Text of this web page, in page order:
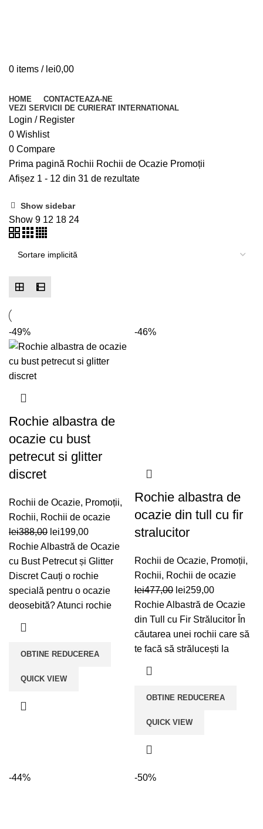
0 items / lei0,00
HOME
CONTACTEAZA-NE
VEZI SERVICII DE CURIERAT INTERNATIONAL
Login / Register
0 Wishlist
0 Compare
Prima pagină Rochii Rochii de Ocazie Promoții
Afișez 1 - 12 din 31 de rezultate
Show sidebar
Show 9 12 18 24
-49%
Rochie albastra de
ocazie cu bust
petrecut si glitter
discret
Rochii de Ocazie, Promoții,
Rochii, Rochii de ocazie
lei388,00 Prețul
inițial
a
fost:
lei388,00.
lei199,00Prețul
curent
este:
lei199,00.
Rochie Albastră de Ocazie
cu Bust Petrecut și Glitter
Discret Cauți o rochie
specială pentru o ocazie
deosebită? Atunci rochie
OBTINE REDUCEREA
QUICK VIEW
-46%
Rochie albastra de
ocazie din tull cu fir
stralucitor
Rochii de Ocazie, Promoții,
Rochii, Rochii de ocazie
lei477,00 Prețul
inițial
a
fost:
lei477,00.
lei259,00Prețul
curent
este:
lei259,00.
Rochie Albastră de Ocazie
din Tull cu Fir Strălucitor În
căutarea unei rochii care să
te facă să strălucești la
OBTINE REDUCEREA
QUICK VIEW
-44% -50%